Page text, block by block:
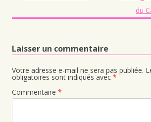
du
Laisser un commentaire
Votre adresse e-mail ne sera pas publiée.
obligatoires sont indiqués avec *
Commentaire *